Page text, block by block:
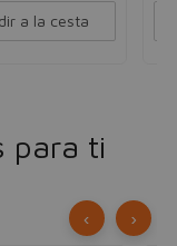
a la cesta
para ti
‹ ›